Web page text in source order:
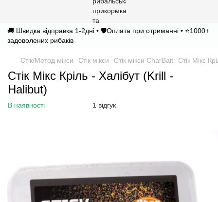
🚚 Швидка відправка 1-2дні • 🛡️Оплата при отриманні • ⭐1000+
задоволених рибаків
Стік/Метод мікси Стік мікси Стік мікси CharBait Стік Мікс
Стік Мікс Кріль - Халібут (Krill -
Halibut)
В наявності 1 відгук